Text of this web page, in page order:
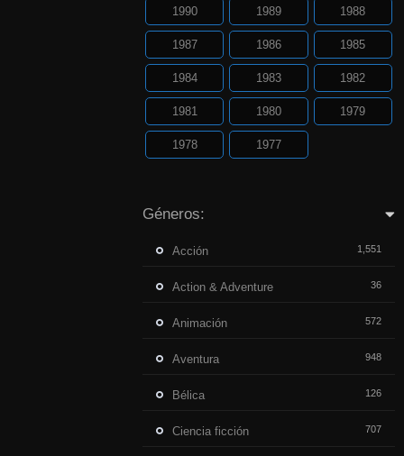
1990 1989 1988
1987 1986 1985
1984 1983 1982
1981 1980 1979
1978 1977
Géneros:
Acción 1,551
Action & Adventure 36
Animación 572
Aventura 948
Bélica 126
Ciencia ficción 707